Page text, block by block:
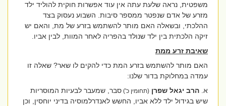
משפטית, נראה שלעת עתה אין עוד אפשרות חוקית להוליד ילד
מזרע של אדם שנפטר ממספר סיבות. השבוע נעסוק בצד
ההלכתי, ובשאלה האם מותר להשתמש בזרע של מת, והאם יש
זיקה הלכתית בין ילד שנולד בהפריה לאחר המוות, לבין אביו.
שאיבת זרע ממת
האם מותר להשתמש בזרע המת כדי להקים לו שאר? שאלה זו
עמדה במחלוקת בדור שלנו:
א.הרב יגאל שפרן (תחומין כ') סבר, שמעבר לבעיות המוסריות
שיש בגידול ילד ללא אביו, החשש לאנדרלמוסיה בדיני יוחסין, וכן